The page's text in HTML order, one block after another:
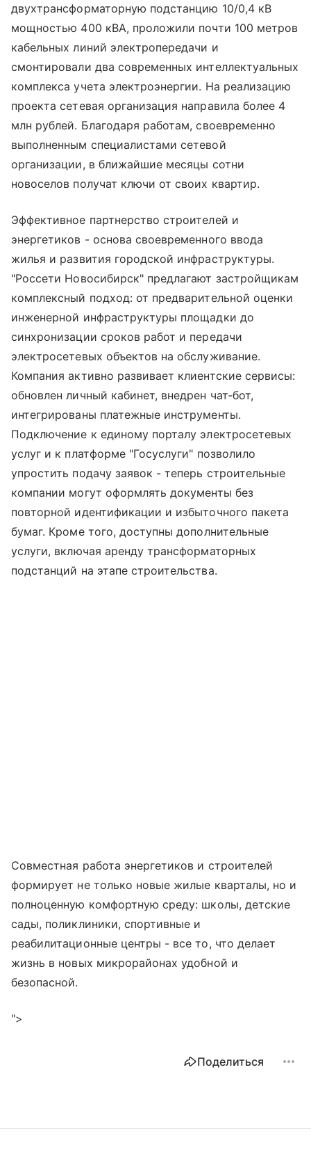
двухтрансформаторную подстанцию 10/0,4 кВ
мощностью 400 кВА, проложили почти 100 метров
кабельных линий электропередачи и
смонтировали два современных интеллектуальных
комплекса учета электроэнергии. На реализацию
проекта сетевая организация направила более 4
млн рублей. Благодаря работам, своевременно
выполненным специалистами сетевой
организации, в ближайшие месяцы сотни
новоселов получат ключи от своих квартир.
Эффективное партнерство строителей и
энергетиков - основа своевременного ввода
жилья и развития городской инфраструктуры.
"Россети Новосибирск" предлагают застройщикам
комплексный подход: от предварительной оценки
инженерной инфраструктуры площадки до
синхронизации сроков работ и передачи
электросетевых объектов на обслуживание.
Компания активно развивает клиентские сервисы:
обновлен личный кабинет, внедрен чат‑бот,
интегрированы платежные инструменты.
Подключение к единому порталу электросетевых
услуг и к платформе "Госуслуги" позволило
упростить подачу заявок - теперь строительные
компании могут оформлять документы без
повторной идентификации и избыточного пакета
бумаг. Кроме того, доступны дополнительные
услуги, включая аренду трансформаторных
подстанций на этапе строительства.
Совместная работа энергетиков и строителей
формирует не только новые жилые кварталы, но и
полноценную комфортную среду: школы, детские
сады, поликлиники, спортивные и
реабилитационные центры - все то, что делает
жизнь в новых микрорайонах удобной и
безопасной.
">
Поделиться